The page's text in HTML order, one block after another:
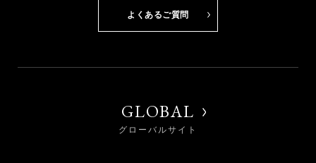
よくあるご質問
GLOBAL
グローバルサイト